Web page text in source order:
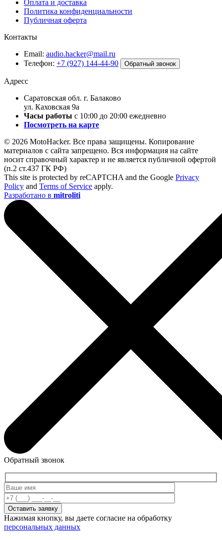
Оплата и доставка
Политика конфиденциальности
Публичная оферта
Контакты
Email: audio.hacker@mail.ru
Телефон: +7 (927) 144-44-90 Обратный звонок
Адресс
Саратовская обл. г. Балаково
ул. Каховская 9а
Часы работы с 10:00 до 20:00 ежедневно
Посмотреть на карте
© 2026 MotoHacker. Все права защищены. Копирование
материалов с сайта запрещено. Вся информация на сайте
носит справочный характер и не является публичной офертой
(п.2 ст.437 ГК РФ)
This site is protected by reCAPTCHA and the Google Privacy
Policy and Terms of Service apply.
Разработано в mitroliti
Обратный звонок
Нажимая кнопку, вы даете согласие на обработку
персональных данных